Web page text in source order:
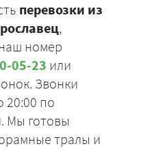
перевозки из
,
номер
05-23 или
Звонки
20:00 по
Мы готовы
тралы и